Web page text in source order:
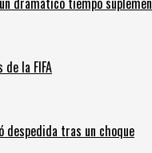
la FIFA
despedida tras un choque